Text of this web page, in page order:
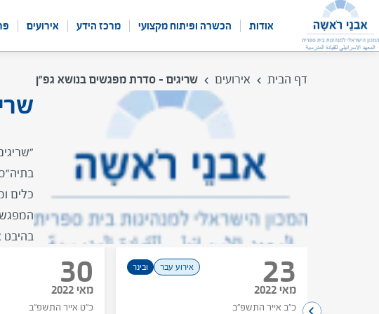
אודות הכשרה ופיתוח מקצועי מרכז הידע אירועים
דף הבית אירועים שריגים - סדרת מפגשים בנושא גפ"ן
כלים
בהיבט
23
מאי 2022
כ"ב אייר התשפ"ב
אירוע עבר ובינר 30
מאי 2022
כ"ט אייר התשפ"ב
13 מנהיגות פדגוגית אפקטיבית – איך למקסם את